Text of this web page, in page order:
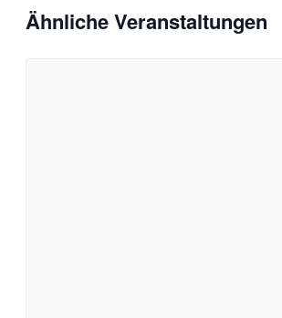
Ähnliche Veranstaltungen